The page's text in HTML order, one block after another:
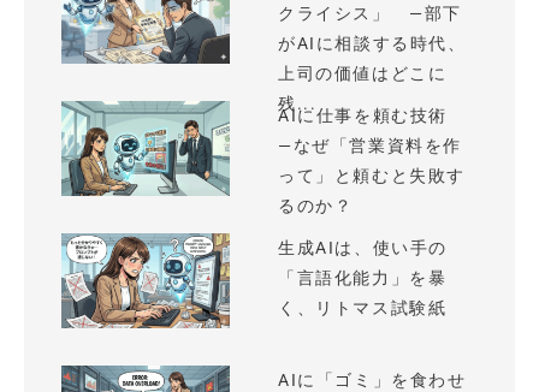
クライシス」 —部下
がAIに相談する時代、
上司の価値はどこに
残...
AIに仕事を頼む技術
—なぜ「営業資料を作
って」と頼むと失敗す
るのか？
生成AIは、使い手の
「言語化能力」を暴
く、リトマス試験紙
AIに「ゴミ」を食わせ